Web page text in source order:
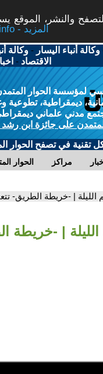
والنشر، الموقع
More info - المزيد
وكالة أنباء اليسار -وكالة
الاقتصاد -
لمؤسسة الحوار
ديمقراطية، تطوعية
مدني علماني ديمقراطي
على جائزة ابن رشد
تقنية في تصفح الحوار
الحوار مراكز
الليلة | -خريطة الطريق-
الليلة | -